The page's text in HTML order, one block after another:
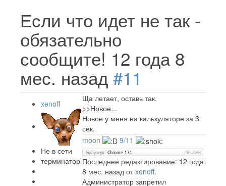
Если что идет не так -
обязательно
сообщите! 12 года 8
мес. назад #11
xenoff
Не в сети
терминатор
Ща летает, оставь так.
>>Новое...
Новое у меня на калькуляторе за 3
сек.
moon
9/11
Последнее редактирование: 12 года
8 мес. назад отxenoff.
Администратор запретил